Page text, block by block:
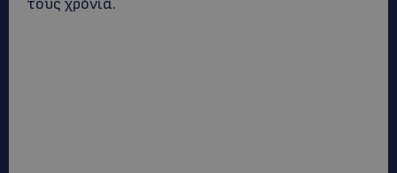
τους χρόνια.